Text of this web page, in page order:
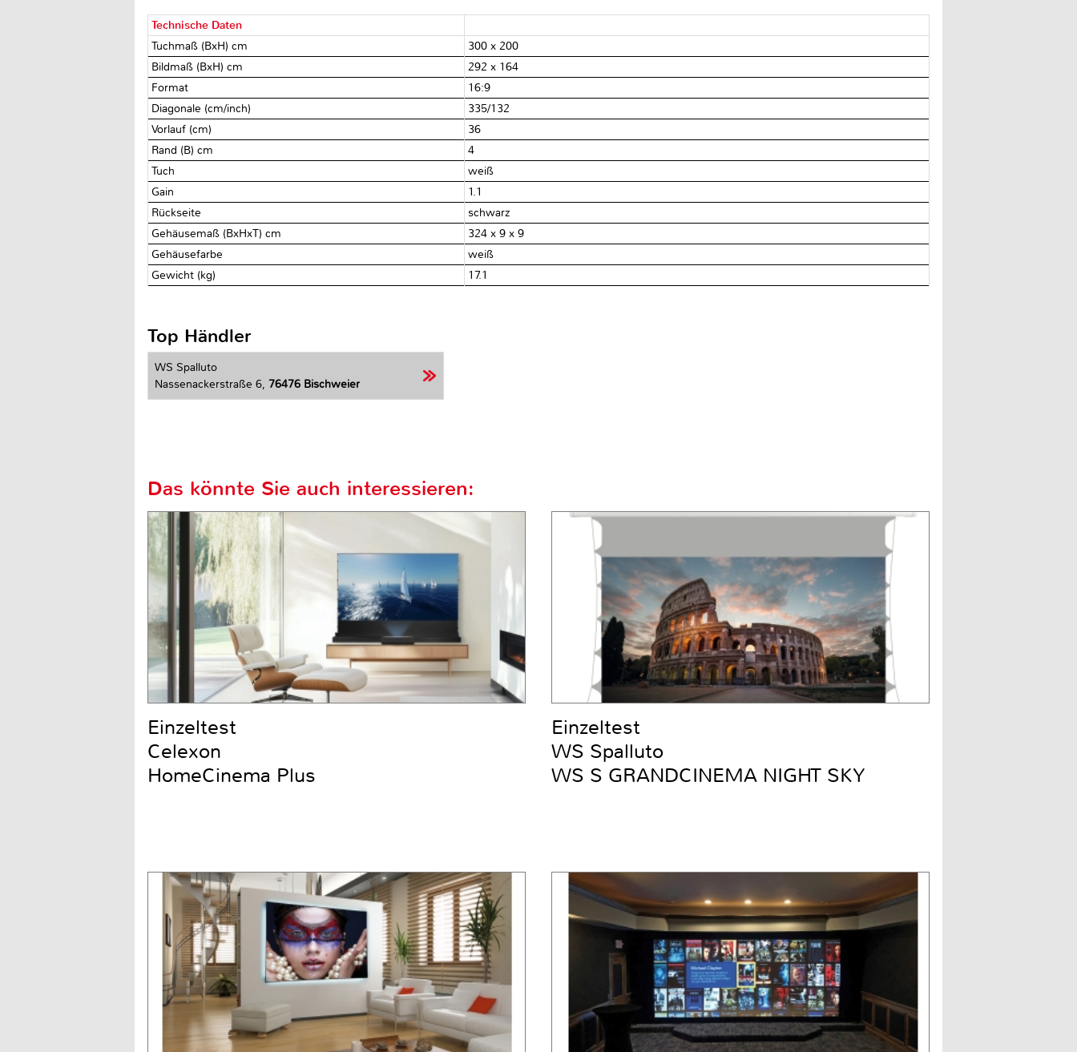
Technische Daten
Tuchmaß (BxH) cm
300 x 200
Bildmaß (BxH) cm
292 x 164
Format
16:9
Diagonale (cm/inch)
335/132
Vorlauf (cm)
36
Rand (B) cm
4
Tuch
weiß
Gain
1.1
Rückseite
schwarz
Gehäusemaß (BxHxT) cm
324 x 9 x 9
Gehäusefarbe
weiß
Gewicht (kg)
17.1
Top Händler
WS Spalluto
Nassenackerstraße 6, 76476 Bischweier
Das könnte Sie auch interessieren:
Einzeltest
Celexon
HomeCinema Plus
Einzeltest
WS Spalluto
WS S GRANDCINEMA NIGHT SKY